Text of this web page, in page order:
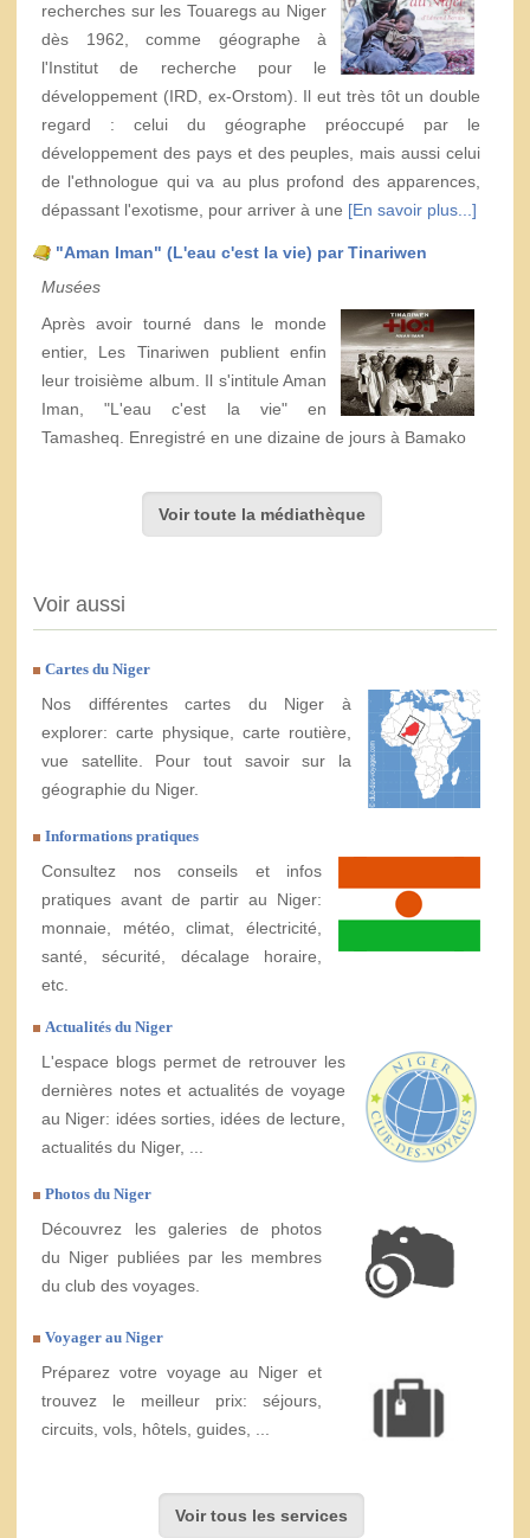
recherches sur les Touaregs au Niger
dès 1962, comme géographe à
l'Institut de recherche pour le
développement (IRD, ex-Orstom). Il eut très tôt un double
regard : celui du géographe préoccupé par le
développement des pays et des peuples, mais aussi celui
de l'ethnologue qui va au plus profond des apparences,
dépassant l'exotisme, pour arriver à une [En savoir plus...]
"Aman Iman" (L'eau c'est la vie) par Tinariwen
Musées
Après avoir tourné dans le monde
entier, Les Tinariwen publient enfin
leur troisième album. Il s'intitule Aman
Iman, "L'eau c'est la vie" en
Tamasheq. Enregistré en une dizaine de jours à Bamako
Voir toute la médiathèque
Voir aussi
Cartes du Niger
Nos différentes cartes du Niger à
explorer: carte physique, carte routière,
vue satellite. Pour tout savoir sur la
géographie du Niger.
Informations pratiques
Consultez nos conseils et infos
pratiques avant de partir au Niger:
monnaie, météo, climat, électricité,
santé, sécurité, décalage horaire,
etc.
Actualités du Niger
L'espace blogs permet de retrouver les
dernières notes et actualités de voyage
au Niger: idées sorties, idées de lecture,
actualités du Niger, ...
Photos du Niger
Découvrez les galeries de photos
du Niger publiées par les membres
du club des voyages.
Voyager au Niger
Préparez votre voyage au Niger et
trouvez le meilleur prix: séjours,
circuits, vols, hôtels, guides, ...
Voir tous les services